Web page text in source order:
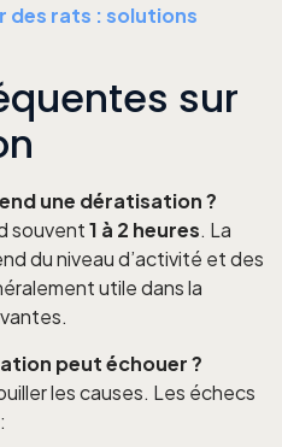
des rats : solutions
sur
une dératisation ?
souvent1 à 2 heures. La
du niveau d’activité et des
utile dans la
peut échouer ?
les causes. Les échecs